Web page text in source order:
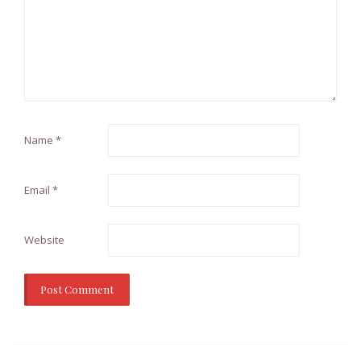
Name *
Email *
Website